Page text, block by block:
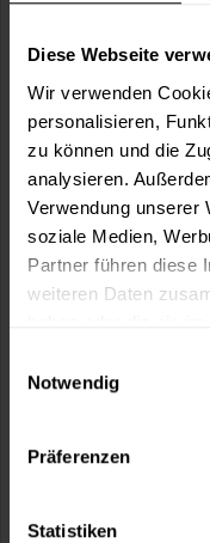
Diese Webseite
Wir verwenden
personalisieren,
zu können und die
analysieren.
Verwendung unserer
soziale Medien,
Partner führen diese
weiteren Daten
Notwendig
Präferenzen
Statistiken
Wie viele m² wollen
m²
Merken